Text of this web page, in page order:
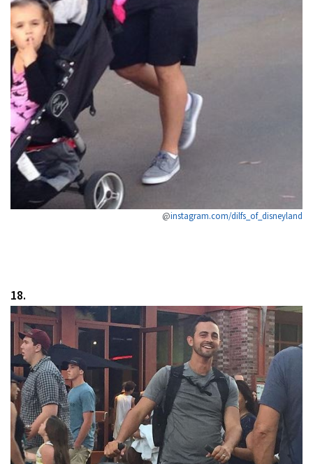
@instagram.com/dilfs_of_disneyland
18.